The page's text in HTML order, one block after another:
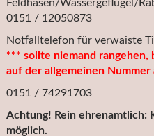
Feldhasen/Wassergeflügel/
0151 / 12050873
Notfalltelefon für verwaiste
*** sollte niemand
auf der allgemeinen
0151 / 74291703
Achtung! Rein ehrenamtlich:
möglich.